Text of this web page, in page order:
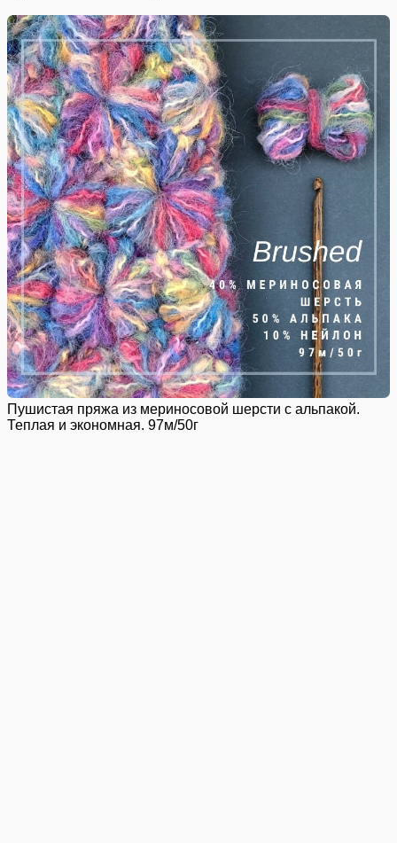
Пушистая пряжа из мериносовой шерсти с альпакой.
Теплая и экономная. 97м/50г